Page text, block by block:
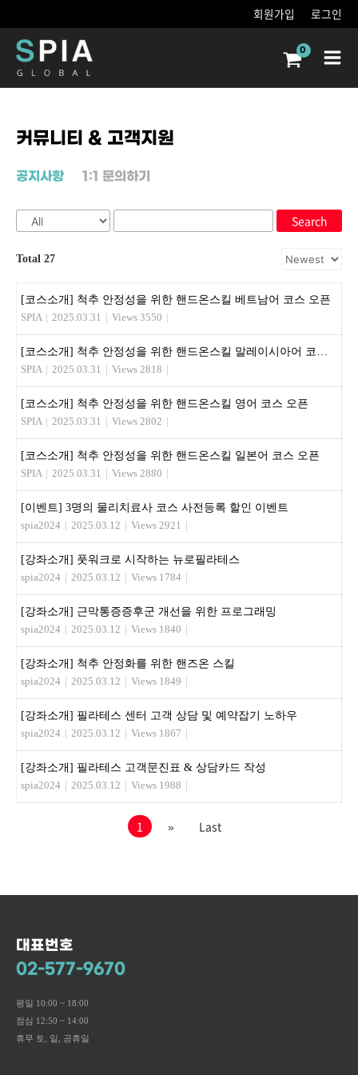
건너뛰기
회원가입 로그인
Menu
커뮤니티 & 고객지원
공지사항 1:1 문의하기
Search
Total 27
[코스소개] 척추 안정성을 위한 핸드온스킬 베트남어 코스 오픈
SPIA | 2025.03.31 | Views 3550 |
[코스소개] 척추 안정성을 위한 핸드온스킬 말레이시아어 코스 오픈
SPIA | 2025.03.31 | Views 2818 |
[코스소개] 척추 안정성을 위한 핸드온스킬 영어 코스 오픈
SPIA | 2025.03.31 | Views 2802 |
[코스소개] 척추 안정성을 위한 핸드온스킬 일본어 코스 오픈
SPIA | 2025.03.31 | Views 2880 |
[이벤트] 3명의 물리치료사 코스 사전등록 할인 이벤트
spia2024 | 2025.03.12 | Views 2921 |
[강좌소개] 풋워크로 시작하는 뉴로필라테스
spia2024 | 2025.03.12 | Views 1784 |
[강좌소개] 근막통증증후군 개선을 위한 프로그래밍
spia2024 | 2025.03.12 | Views 1840 |
[강좌소개] 척추 안정화를 위한 핸즈온 스킬
spia2024 | 2025.03.12 | Views 1849 |
[강좌소개] 필라테스 센터 고객 상담 및 예약잡기 노하우
spia2024 | 2025.03.12 | Views 1867 |
[강좌소개] 필라테스 고객문진표 & 상담카드 작성
spia2024 | 2025.03.12 | Views 1988 |
1 » Last
대표번호
02-577-9670
평일 10:00 ~ 18:00
점심 12:50 ~ 14:00
휴무 토, 일, 공휴일